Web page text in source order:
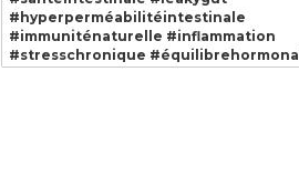
#hyperperméabilitéintestinale
#immuniténaturelle #inflammation
#stresschronique #équilibrehormonal